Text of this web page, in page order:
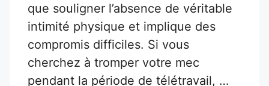
que souligner l’absence de véritable
intimité physique et implique des
compromis difficiles. Si vous
cherchez à tromper votre mec
pendant la période de télétravail, …